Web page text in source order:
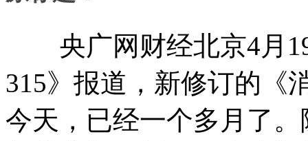
央广网财经北京4月19
315》报道，新修订的《
今天，已经一个多月了